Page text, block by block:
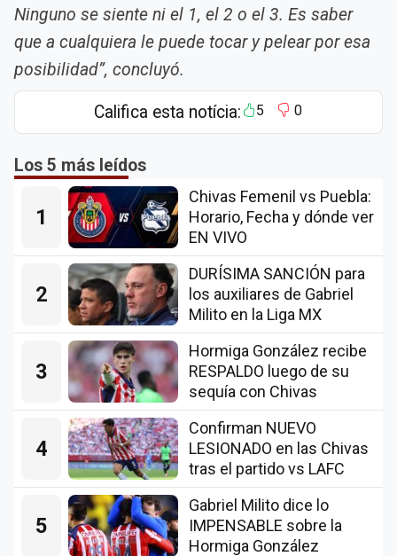
Ninguno se siente ni el 1, el 2 o el 3. Es saber
que a cualquiera le puede tocar y pelear por esa
posibilidad”, concluyó.
Califica esta notícia: 5 0
Los 5 más leídos
1
Chivas Femenil vs Puebla:
Horario, Fecha y dónde ver
EN VIVO
2
DURÍSIMA SANCIÓN para
los auxiliares de Gabriel
Milito en la Liga MX
3
Hormiga González recibe
RESPALDO luego de su
sequía con Chivas
4
Confirman NUEVO
LESIONADO en las Chivas
tras el partido vs LAFC
5
Gabriel Milito dice lo
IMPENSABLE sobre la
Hormiga González